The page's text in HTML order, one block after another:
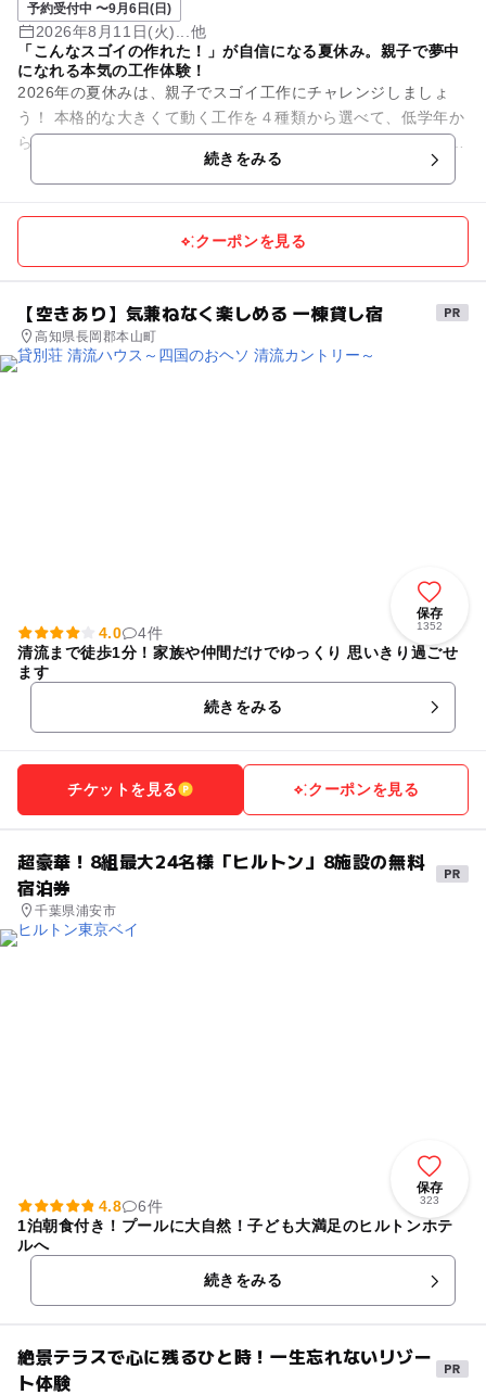
予約受付中 〜9月6日(日)
2026年8月11日(火)...他
「こんなスゴイの作れた！」が自信になる夏休み。親子で夢中
になれる本気の工作体験！
2026年の夏休みは、親子でスゴイ工作にチャレンジしましょ
う！ 本格的な大きくて動く工作を４種類から選べて、低学年か
ら高学年までの自由研究にも最適です！ 未就学のお子様も親子
続きをみる
クーポンを見る
【空きあり】気兼ねなく楽しめる 一棟貸し宿
高知県長岡郡本山町
保存
1352
4.0
4件
清流まで徒歩1分！家族や仲間だけでゆっくり 思いきり過ごせ
ます
続きをみる
チケットを見る クーポンを見る
超豪華！8組最大24名様「ヒルトン」8施設の無料
宿泊券
千葉県浦安市
保存
323
4.8
6件
1泊朝食付き！プールに大自然！子ども大満足のヒルトンホテ
ルへ
続きをみる
絶景テラスで心に残るひと時！一生忘れないリゾー
ト体験